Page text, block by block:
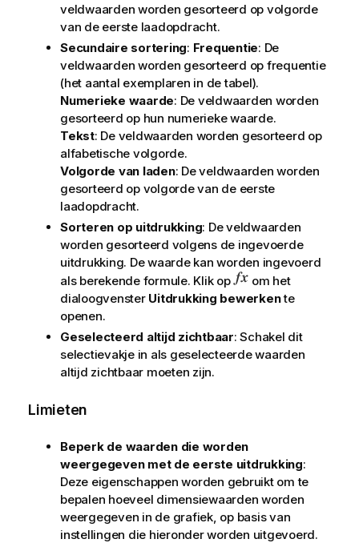
veldwaarden worden gesorteerd op volgorde
van de eerste laadopdracht.
Secundaire sortering: Frequentie: De
veldwaarden worden gesorteerd op frequentie
(het aantal exemplaren in de tabel).
Numerieke waarde: De veldwaarden worden
gesorteerd op hun numerieke waarde.
Tekst: De veldwaarden worden gesorteerd op
alfabetische volgorde.
Volgorde van laden: De veldwaarden worden
gesorteerd op volgorde van de eerste
laadopdracht.
Sorteren op uitdrukking: De veldwaarden
worden gesorteerd volgens de ingevoerde
uitdrukking. De waarde kan worden ingevoerd
als berekende formule. Klik op
om het
dialoogvenster Uitdrukking bewerkente
openen.
Geselecteerd altijd zichtbaar: Schakel dit
selectievakje in als geselecteerde waarden
altijd zichtbaar moeten zijn.
Limieten
Beperk de waarden die worden
weergegeven met de eerste uitdrukking:
Deze eigenschappen worden gebruikt om te
bepalen hoeveel dimensiewaarden worden
weergegeven in de grafiek, op basis van
instellingen die hieronder worden uitgevoerd.